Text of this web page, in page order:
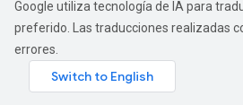
Google utiliza tecnología de IA para
preferido. Las traducciones realizadas
errores.